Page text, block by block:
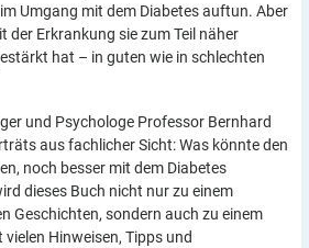
Umgang mit dem Diabetes auftun. Aber
der Erkrankung sie zum Teil näher
hat – in guten wie in schlechten
und Psychologe Professor Bernhard
aus fachlicher Sicht: Was könnte den
noch besser mit dem Diabetes
dieses Buch nicht nur zu einem
Geschichten, sondern auch zu einem
Hinweisen, Tipps und